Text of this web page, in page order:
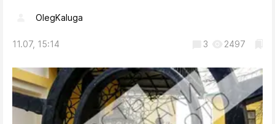
OlegKaluga
11.07, 15:14 3 2497